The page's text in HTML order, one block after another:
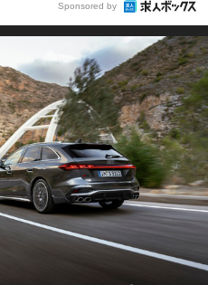
Sponsored by